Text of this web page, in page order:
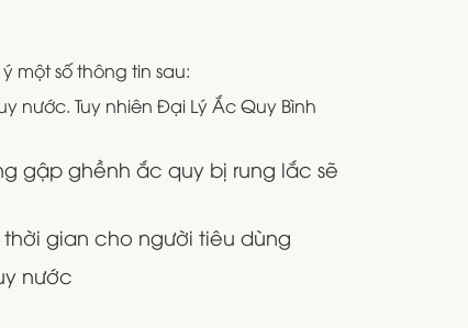
một số thông tin sau:
Tuy nhiên Đại Lý Ắc Quy Bình
gập ghềnh ắc quy bị rung lắc sẽ
gian cho người tiêu dùng
nước